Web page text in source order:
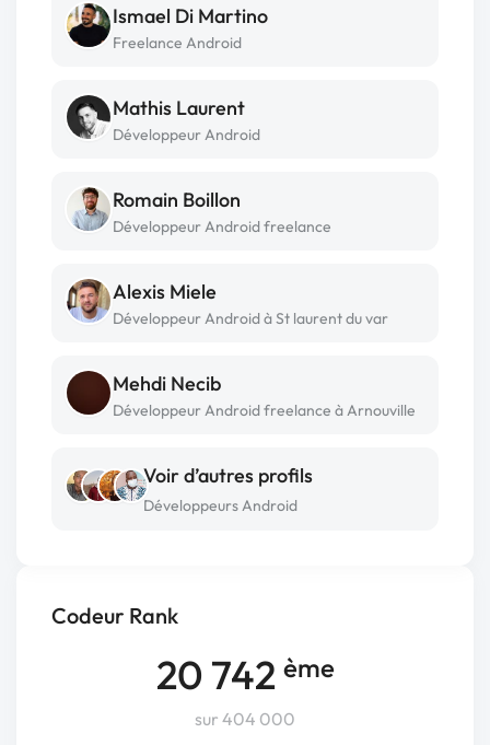
Codeur Rank
20 742 ème
sur 404 000
Ismael Di Martino
Freelance Android
Mathis Laurent
Développeur Android
Romain Boillon
Développeur Android freelance
Alexis Miele
Développeur Android à St laurent du var
Mehdi Necib
Développeur Android freelance à Arnouville
Voir d’autres profils
Développeurs Android